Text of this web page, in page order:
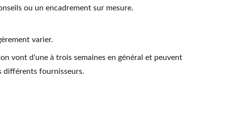
ou un encadrement sur mesure.
varier.
vont d'une à trois semaines en général et peuvent
différents fournisseurs.